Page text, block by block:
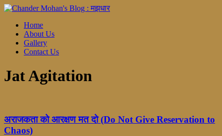
Home
About Us
Gallery
Contact Us
Jat Agitation
अराजकता को आरक्षण मत दो (Do Not Give Reservation to
Chaos)